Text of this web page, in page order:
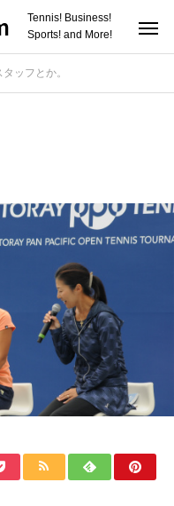
Tennis! Business!
Sports! and More!
ッフとか。